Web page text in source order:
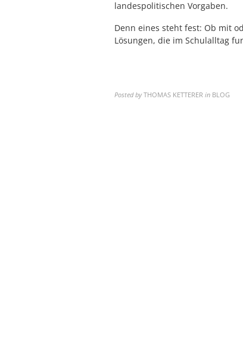
landespolitischen Vorgaben.
Denn eines steht fest: Ob mit
Lösungen, die im Schulalltag
Posted by THOMAS KETTERER in BLOG